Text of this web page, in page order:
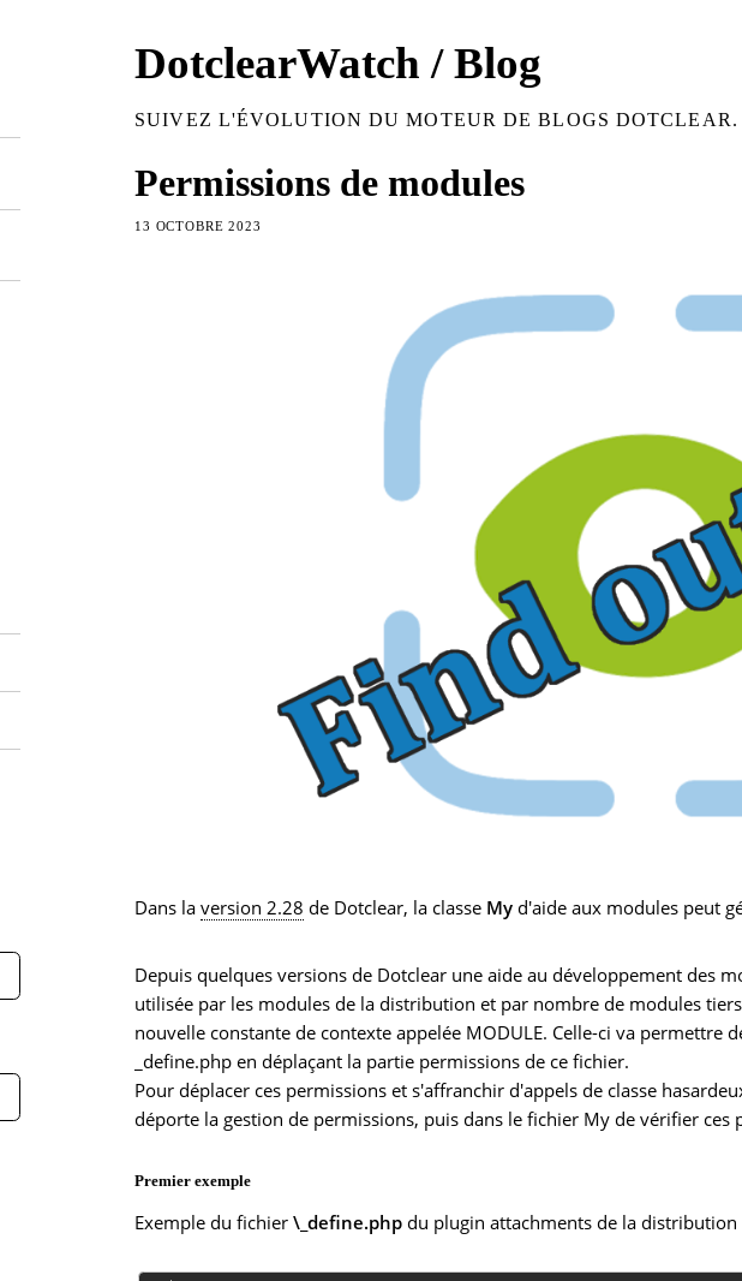
DotclearWatch / Blog
SUIVEZ L'ÉVOLUTION DU MOTEUR DE BLOGS DOTCLEAR.
Permissions de modules
13 OCTOBRE 2023
Dans laversion 2.28 de Dotclear, la classe My d'aide aux modules peut
Depuis quelques versions de Dotclear une aide au développement des
utilisée par les modules de la distribution et par nombre de modules
nouvelle constante de contexte appelée MODULE. Celle-ci va
_define.php en déplaçant la partie permissions de ce fichier.
Pour déplacer ces permissions et s'affranchir d'appels de classe
déporte la gestion de permissions, puis dans le fichier My de vérifier ces
Premier exemple
Exemple du fichier\_define.php du plugin attachments de la distribution